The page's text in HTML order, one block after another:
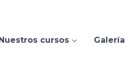
cursos Galería